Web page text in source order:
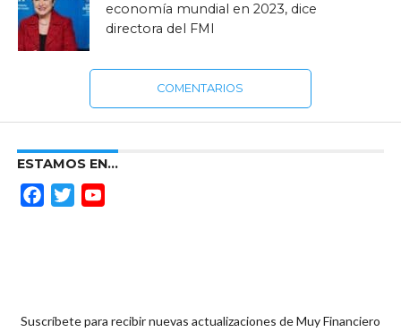
economía mundial en 2023, dice
directora del FMI
COMENTARIOS
ESTAMOS EN…
FacebookTwitter
Suscríbete para recibir nuevas actualizaciones de Muy Financiero